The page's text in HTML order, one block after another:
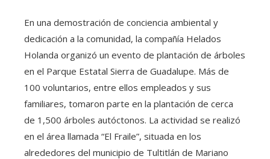
En una demostración de conciencia ambiental y
dedicación a la comunidad, la compañía Helados
Holanda organizó un evento de plantación de árboles
en el Parque Estatal Sierra de Guadalupe. Más de
100 voluntarios, entre ellos empleados y sus
familiares, tomaron parte en la plantación de cerca
de 1,500 árboles autóctonos. La actividad se realizó
en el área llamada “El Fraile”, situada en los
alrededores del municipio de Tultitlán de Mariano